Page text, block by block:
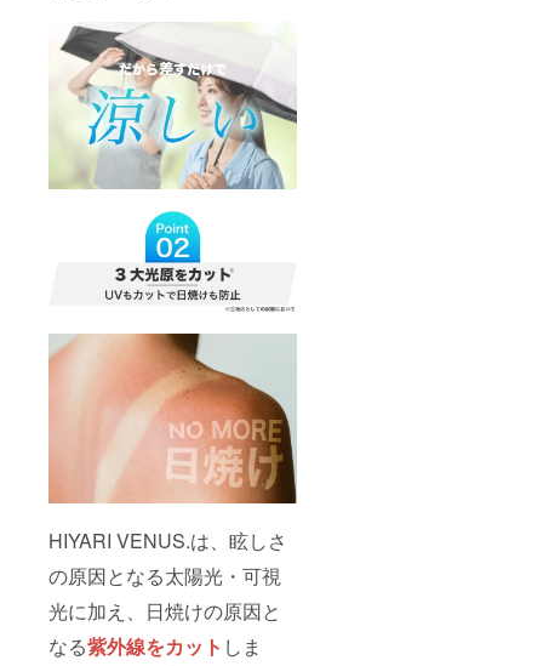
HIYARI VENUS.は、眩しさ
の原因となる太陽光・可視
光に加え、日焼けの原因と
なる紫外線をカット しま